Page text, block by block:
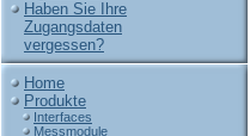
Haben Sie Ihre
Zugangsdaten
vergessen?
Home
Produkte
Interfaces
Messmodule